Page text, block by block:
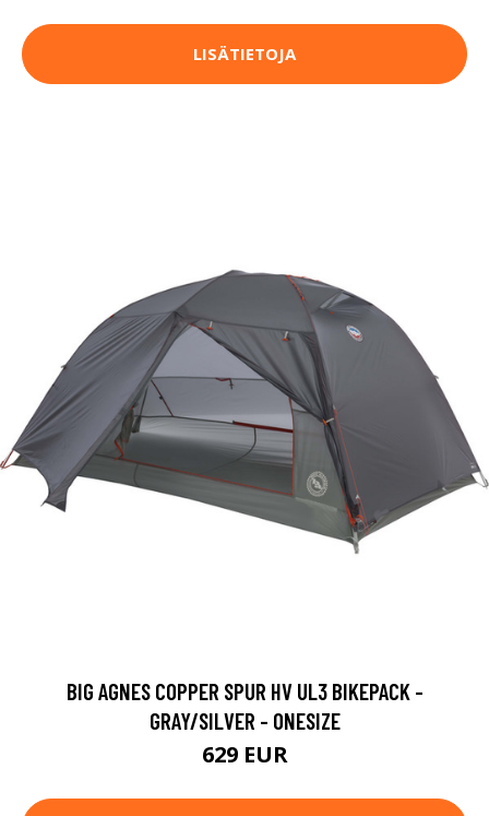
LISÄTIETOJA
BIG AGNES COPPER SPUR HV UL3 BIKEPACK -
GRAY/SILVER - ONESIZE
629 EUR